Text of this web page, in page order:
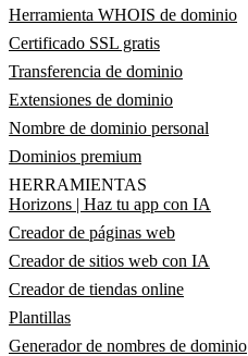
Herramienta WHOIS de dominio
Certificado SSL gratis
Transferencia de dominio
Extensiones de dominio
Nombre de dominio personal
Dominios premium
HERRAMIENTAS
Horizons | Haz tu app con IA
Creador de páginas web
Creador de sitios web con IA
Creador de tiendas online
Plantillas
Generador de nombres de dominio